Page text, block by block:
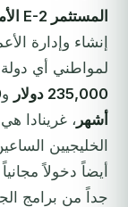
المستثمر E-2 الأمريكية
إنشاء وإدارة
لمواطني أي دولة
235,000 دولار
و
أشهر ، غرينادا
الخليجيين
أيضاً دخولاً
جداً من برامج